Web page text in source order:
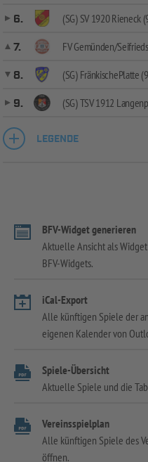
6.
(SG) SV 1920 Rieneck
7.
FV Gemünden/
8.
(SG) FränkischePlatte
9.
(SG) TSV 1912
LEGENDE
BFV-Widget generieren
Aktuelle Ansicht als
BFV-Widgets.
iCal-Export
Alle künftigen Spiele der
eigenen Kalender von
Spiele-Übersicht
Aktuelle Spiele und die
Vereinsspielplan
Alle künftigen Spiele des
öffnen.